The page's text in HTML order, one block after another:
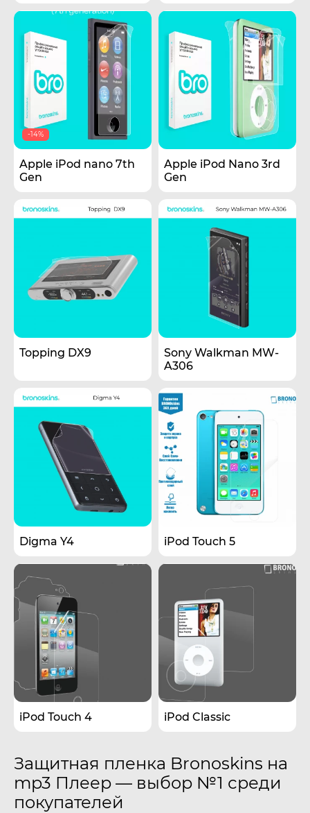
-14%
Apple iPod nano 7th
Gen
Apple iPod Nano 3rd
Gen
Topping DX9
Sony Walkman MW-
A306
Digma Y4 iPod Touch 5
iPod Touch 4 iPod Classic
Защитная пленка Bronoskins на
mp3 Плеер — выбор №1 среди
покупателей